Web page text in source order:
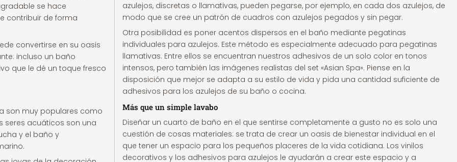
se hace
contribuir de forma
convertirse en su oasis
incluso un baño
que le dé un toque fresco
son muy populares como
seres acuáticos son una
y el baño y
azulejos, discretas o llamativas, pueden pegarse, por ejemplo, en cada dos azulejos, de
modo que se cree un patrón de cuadros con azulejos pegados y sin pegar.
Otra posibilidad es poner acentos dispersos en el baño mediante pegatinas
individuales para azulejos. Este método es especialmente adecuado para pegatinas
llamativas. Entre ellos se encuentran nuestros adhesivos de un solo color en tonos
intensos, pero también las imágenes realistas del set «Asian Spa». Piense en la
disposición que mejor se adapta a su estilo de vida y pida una cantidad suficiente de
adhesivos para los azulejos de su baño o cocina.
Más que un simple lavabo
Diseñar un cuarto de baño en el que sentirse completamente a gusto no es solo una
cuestión de cosas materiales: se trata de crear un oasis de bienestar individual en el
que tener un espacio para los pequeños placeres de la vida cotidiana. Los vinilos
decorativos y los adhesivos para azulejos le ayudarán a crear este espacio y a